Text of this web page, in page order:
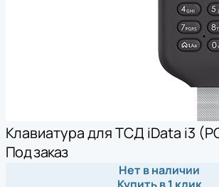
Клавиатура для ТСД iData i3
Под заказ
Нет в наличии